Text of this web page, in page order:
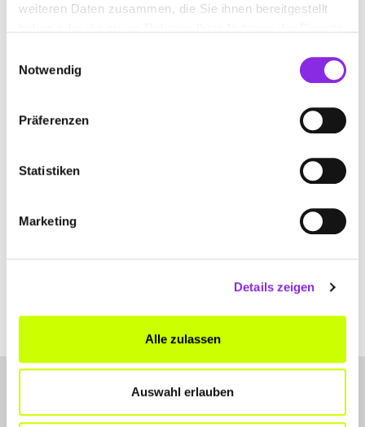
weiteren Daten zusammen, die Sie ihnen bereitgestellt
Notwendig
Präferenzen
Statistiken
Marketing
Details zeigen
Alle zulassen
Auswahl erlauben
ALLE BENGEL BERNKASTEL-KUES
BINSFELD
SALMTAL
THIELEN BESTATTUNGEN